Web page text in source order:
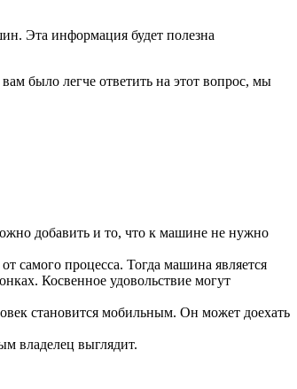
Эта информация будет полезна
было легче ответить на этот вопрос, мы
добавить и то, что к машине не нужно
самого процесса. Тогда машина является
Косвенное удовольствие могут
становится мобильным. Он может доехать
владелец выглядит.